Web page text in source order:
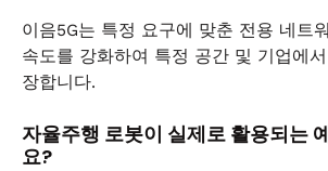
이음5G는 특정 요구에 맞춘 전용 네트
속도를 강화하여 특정 공간 및 기업에
장합니다.
자율주행 로봇이 실제로 활용되는
요?